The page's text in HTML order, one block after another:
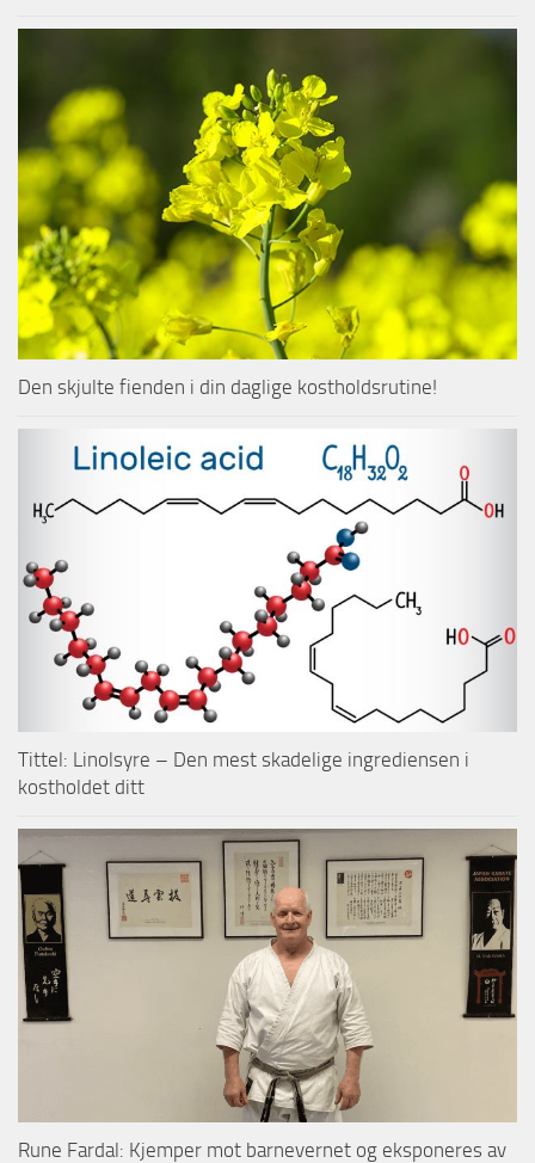
Den skjulte fienden i din daglige kostholdsrutine!
Tittel: Linolsyre – Den mest skadelige ingrediensen i
kostholdet ditt
Rune Fardal: Kjemper mot barnevernet og eksponeres av